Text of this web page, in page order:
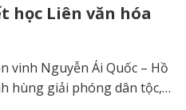
học Liên văn hóa
vinh Nguyễn Ái Quốc – Hồ
hùng giải phóng dân tộc,…